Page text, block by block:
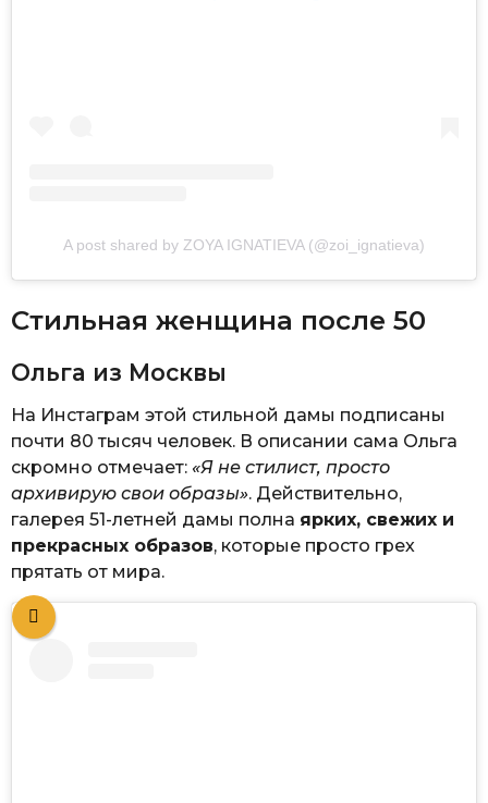
A post shared by ZOYA IGNATIEVA (@zoi_ignatieva)
Стильная женщина после 50
Ольга из Москвы
На Инстаграм этой стильной дамы подписаны
почти 80 тысяч человек. В описании сама Ольга
скромно отмечает: «Я не стилист, просто
архивирую свои образы». Действительно,
галерея 51-летней дамы полна ярких, свежих и
прекрасных образов, которые просто грех
прятать от мира.